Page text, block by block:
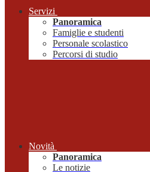
Servizi
Panoramica
Famiglie e studenti
Personale scolastico
Percorsi di studio
Novità
Panoramica
Le notizie